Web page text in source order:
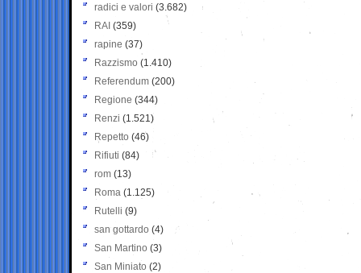
radici e valori (3.682)
RAI (359)
rapine (37)
Razzismo (1.410)
Referendum (200)
Regione (344)
Renzi (1.521)
Repetto (46)
Rifiuti (84)
rom (13)
Roma (1.125)
Rutelli (9)
san gottardo (4)
San Martino (3)
San Miniato (2)